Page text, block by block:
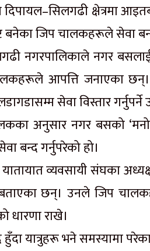
दिपायल–सिलगढी क्षेत्रमा
बनेका जिप चालकहरूले सेवा
नगरपालिकाले नगर
आपत्ति जनाएका छन्।
सेवा विस्तार
अनुसार नगर बसको
बन्द गर्नुपरेको हो।
यातायात व्यवसायी संघका
छन्। उनले जिप
राखे।
यात्रुहरू भने समस्यामा